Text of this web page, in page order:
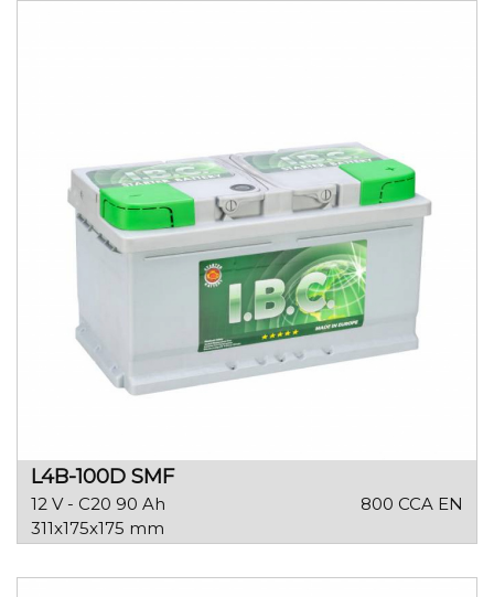
L4B-100D SMF
12 V - C20 90 Ah
800 CCA EN
311x175x175 mm